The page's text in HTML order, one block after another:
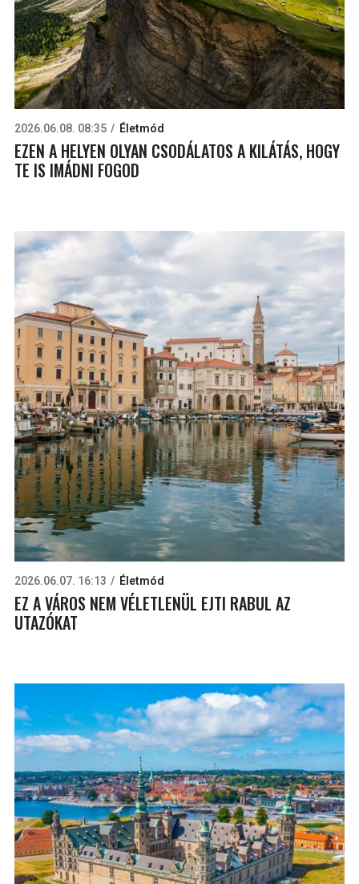
2026.06.08. 08:35 Életmód
EZEN A HELYEN OLYAN CSODÁLATOS A KILÁTÁS, HOGY
TE IS IMÁDNI FOGOD
2026.06.07. 16:13 Életmód
EZ A VÁROS NEM VÉLETLENÜL EJTI RABUL AZ
UTAZÓKAT